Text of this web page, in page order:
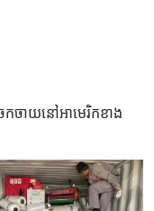
កចាយនៅអាមេរិកខាង